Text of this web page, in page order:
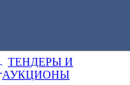
ТЕНДЕРЫ И
АУКЦИОНЫ